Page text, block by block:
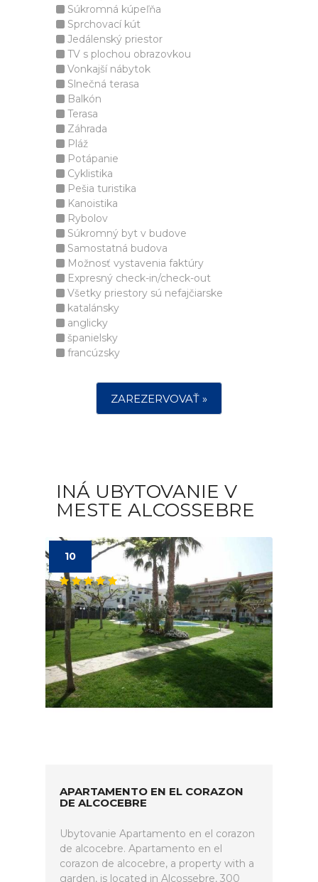
Súkromná kúpeľňa
Sprchovací kút
Jedálenský priestor
TV s plochou obrazovkou
Vonkajší nábytok
Slnečná terasa
Balkón
Terasa
Záhrada
Pláž
Potápanie
Cyklistika
Pešia turistika
Kanoistika
Rybolov
Súkromný byt v budove
Samostatná budova
Možnosť vystavenia faktúry
Expresný check-in/check-out
Všetky priestory sú nefajčiarske
katalánsky
anglicky
španielsky
francúzsky
ZAREZERVOVAŤ »
INÁ UBYTOVANIE V
MESTE ALCOSSEBRE
10
APARTAMENTO EN EL CORAZON
DE ALCOCEBRE
Ubytovanie Apartamento en el corazon
de alcocebre. Apartamento en el
corazon de alcocebre, a property with a
garden, is located in Alcossebre, 300